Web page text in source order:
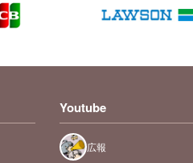
Youtube
広報